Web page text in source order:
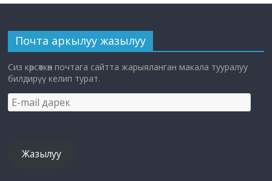
Почта аркылуу жазылуу
Сиз көрсөткөн почтага сайтта жарыяланган макала тууралуу
билдирүү келип турат.
E-
mail
Жазылуу